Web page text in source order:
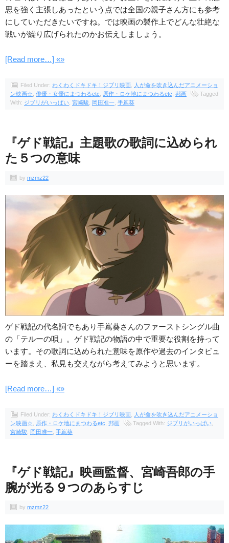
思を強く主張しあったという点では全国の親子さん方にも参考
にしていただきたいですね。では映画の製作上でどんな壮絶な
戦いが繰り広げられたのかお伝えしましょう。
[Read more…] «»
Filed Under: わくわくドキドキ！ジブリ映画
人が命を吹き込んだアニメーショ
ン映画☆ 俳優・女優にまつわるetc 原作・ロケ地にまつわるetc 邦画
Tagged
With: ジブリがいっぱい 宮崎駿 岡田准一 手嶌葵
『ゲド戦記』主題歌の歌詞に込められ
た５つの意味
by mzmz22
ゲド戦記の代名詞でもあり手嶌葵さんのファーストシングル曲
の「テルーの唄」。ゲド戦記の物語の中で重要な役割を持って
います。その歌詞に込められた意味を原作や過去のインタビュ
ーを踏まえ、私見も交えながら考えてみようと思います。
[Read more…] «»
Filed Under: わくわくドキドキ！ジブリ映画
人が命を吹き込んだアニメーショ
ン映画☆
原作・ロケ地にまつわるetc 邦画 Tagged With: ジブリがいっぱい
宮崎駿
岡田准一 手嶌葵
『ゲド戦記』映画監督、宮崎吾郎の手
腕が光る９つのあらすじ
by mzmz22